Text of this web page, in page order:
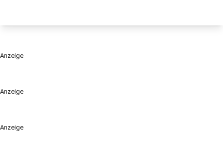
Anzeige
Anzeige
Anzeige